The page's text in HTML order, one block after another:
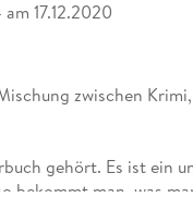
am 17.12.2020
zwischen
gehört. Es ist ein
bekommt man, was